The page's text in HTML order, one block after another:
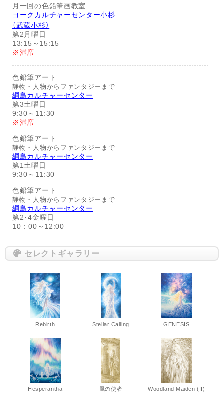
月一回の色鉛筆画教室
ヨークカルチャーセンター小杉
（武蔵小杉）
第2月曜日
13:15～15:15
※満席
色鉛筆アート
静物・人物からファンタジーまで
綱島カルチャーセンター
第3土曜日
9:30～11:30
※満席
色鉛筆アート
静物・人物からファンタジーまで
綱島カルチャーセンター
第1土曜日
9:30～11:30
色鉛筆アート
静物・人物からファンタジーまで
綱島カルチャーセンター
第2･4金曜日
10：00～12:00
セレクトギャラリー
Rebirth Stellar Calling GENESIS
Hesperantha 風の使者 Woodland Maiden (II)